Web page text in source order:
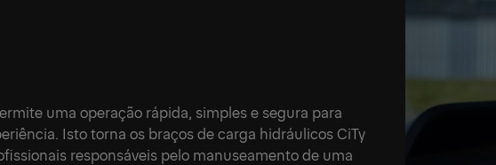
uma operação rápida, simples e segura para
Isto torna os braços de carga hidráulicos CiTy
responsáveis pelo manuseamento de uma